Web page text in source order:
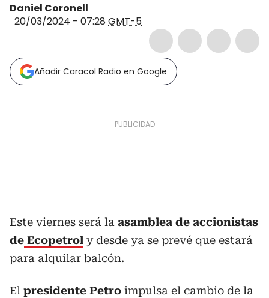
Daniel Coronell
20/03/2024 - 07:28 GMT-5
Añadir Caracol Radio en Google
Este viernes será la asamblea de accionistas
de Ecopetrol y desde ya se prevé que estará
para alquilar balcón.
El presidente Petro impulsa el cambio de la